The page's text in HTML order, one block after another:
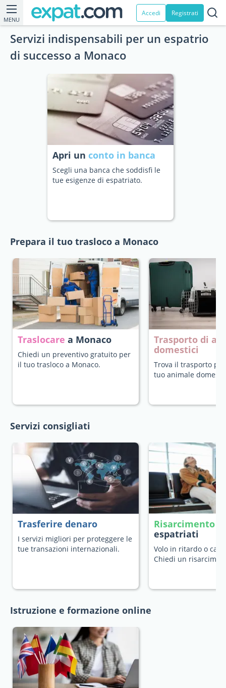
MENU
Accedi Registrati
Servizi indispensabili per un espatrio
di successo a Monaco
Apri un conto in banca
Scegli una banca che soddisfi le
tue esigenze di espatriato.
Prepara il tuo trasloco a Monaco
Traslocare a Monaco
Chiedi un preventivo gratuito per
il tuo trasloco a Monaco.
Trasporto di
domestici
Trova il trasporto
tuo animale
Servizi consigliati
Trasferire denaro
I servizi migliori per proteggere le
tue transazioni internazionali.
Risarcimento
espatriati
Volo in ritardo o
Chiedi un
Istruzione e formazione online